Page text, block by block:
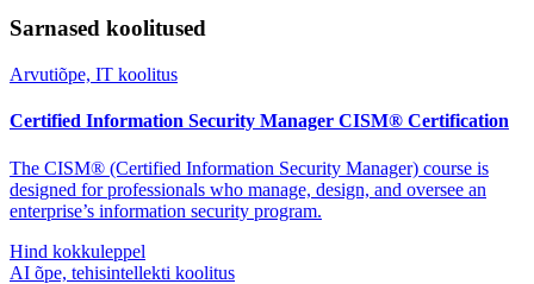
Sarnased koolitused
Arvutiõpe, IT koolitus
Certified Information Security Manager CISM® Certification
The CISM® (Certified Information Security Manager) course is
designed for professionals who manage, design, and oversee an
enterprise’s information security program.
Hind kokkuleppel
AI õpe, tehisintellekti koolitus